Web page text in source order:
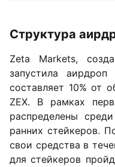
Структура
Zeta Markets,
запустила
составляет 10% от
ZEX. В рамках
распределены
ранних стейкеров.
свои средства в
для стейкеров